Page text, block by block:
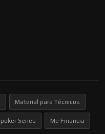
Material para Técnicos
Series Me Financia